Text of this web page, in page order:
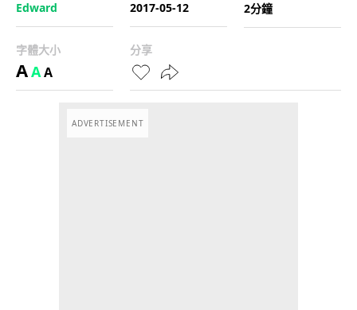
Edward
2017-05-12
2分鐘
字體大小
AAA
分享
ADVERTISEMENT